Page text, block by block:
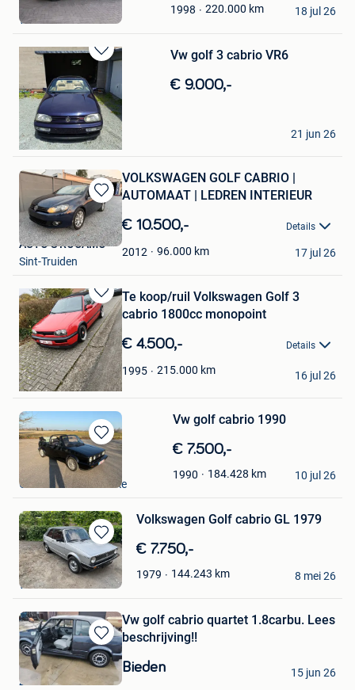
Mijn
Favorieten
1998 220.000 km
Wuustwezel
18 jul 26
Bewaren
in
Mijn
Favorieten
Vw golf 3 cabrio VR6
€ 9.000,-
christophe
Denderleeuw
21 jun 26
Bewaren
in
Mijn
Favorieten
VOLKSWAGEN GOLF CABRIO |
AUTOMAAT | LEDREN INTERIEUR
€ 10.500,- Details
2012 96.000 km
AUTO’S ROCAMO
Sint-Truiden
17 jul 26
Bewaren
in
Mijn
Favorieten
Te koop/ruil Volkswagen Golf 3
cabrio 1800cc monopoint
€ 4.500,- Details
1995 215.000 km
bjorn vsp
Bilzen
16 jul 26
Bewaren
in
Mijn
Favorieten
Vw golf cabrio 1990
€ 7.500,-
1990 184.428 km
bram
Gistel+Deel Westkerke
10 jul 26
Bewaren
in
Mijn
Favorieten
Volkswagen Golf cabrio GL 1979
€ 7.750,-
1979 144.243 km
nobels nadine
Waasmunster
8 mei 26
Bewaren
in
Vw golf cabrio quartet 1.8carbu. Lees
beschrijving!!
Bieden
S I
Zonhoven
15 jun 26